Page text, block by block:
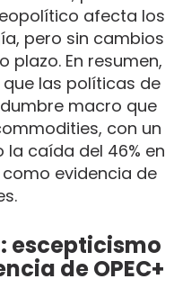
afecta los
pero sin cambios
En resumen,
las políticas de
macro que
con un
caída del 46% en
evidencia de
escepticismo
de OPEC+